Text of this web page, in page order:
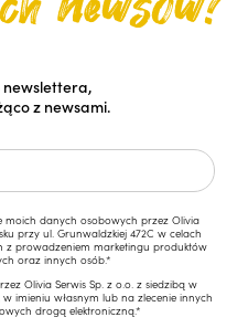
newslettera,
z newsami.
danych osobowych przez Olivia
przy ul. Grunwaldzkiej 472C w celach
z prowadzeniem marketingu produktów
oraz innych osób.*
Olivia Serwis Sp. z o.o. z siedzibą w
imieniu własnym lub na zlecenie innych
drogą elektroniczną.*